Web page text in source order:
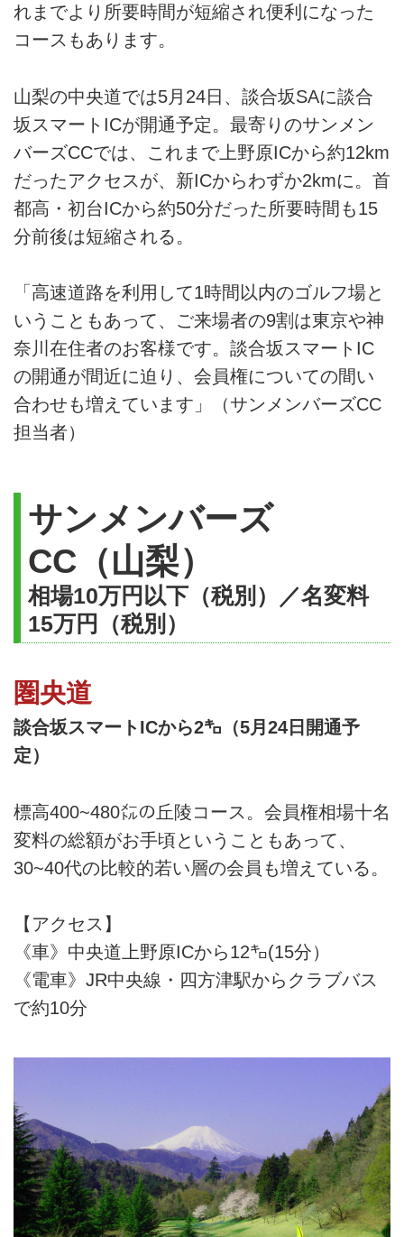
れまでより所要時間が短縮され便利になった
コースもあります。
山梨の中央道では5月24日、談合坂SAに談合
坂スマートICが開通予定。最寄りのサンメン
バーズCCでは、これまで上野原ICから約12km
だったアクセスが、新ICからわずか2kmに。首
都高・初台ICから約50分だった所要時間も15
分前後は短縮される。
「高速道路を利用して1時間以内のゴルフ場と
いうこともあって、ご来場者の9割は東京や神
奈川在住者のお客様です。談合坂スマートIC
の開通が間近に迫り、会員権についての間い
合わせも増えています」（サンメンバーズCC
担当者）
サンメンバーズ
CC（山梨）
相場10万円以下（税別）／名変料
15万円（税別）
圏央道
談合坂スマートICから2㌔（5月24日開通予
定）
標高400~480㍍の丘陵コース。会員権相場十名
変料の総額がお手頃ということもあって、
30~40代の比較的若い層の会員も増えている。
【アクセス】
《車》中央道上野原ICから12㌔(15分）
《電車》JR中央線・四方津駅からクラブバス
で約10分